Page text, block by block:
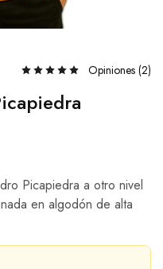
Opiniones (2)
Picapiedra a otro nivel
en algodón de alta